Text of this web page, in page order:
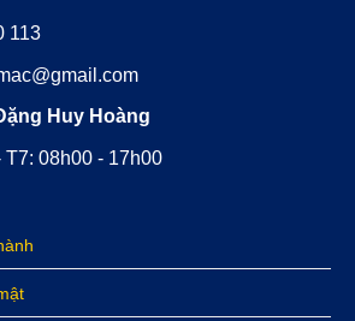
113
Huy Hoàng
08h00 - 17h00